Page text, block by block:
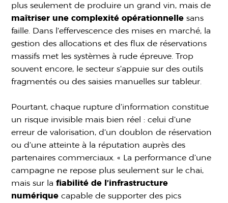
plus seulement de produire un grand vin, mais de
maîtriser une complexité opérationnelle sans
faille. Dans l’effervescence des mises en marché, la
gestion des allocations et des flux de réservations
massifs met les systèmes à rude épreuve. Trop
souvent encore, le secteur s’appuie sur des outils
fragmentés ou des saisies manuelles sur tableur.
Pourtant, chaque rupture d’information constitue
un risque invisible mais bien réel : celui d’une
erreur de valorisation, d’un doublon de réservation
ou d’une atteinte à la réputation auprès des
partenaires commerciaux. « La performance d’une
campagne ne repose plus seulement sur le chai,
mais sur lafiabilité de l’infrastructure
numérique capable de supporter des pics